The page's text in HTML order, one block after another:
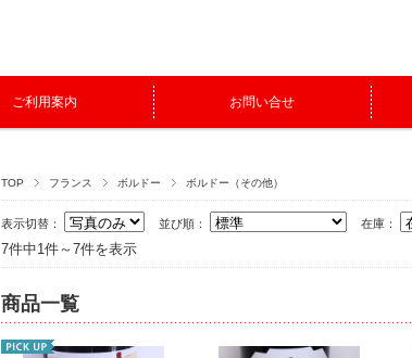
ご利用案内 お問い合せ
TOP フランス ボルドー ボルドー（その他）
表示切替： 並び順： 在庫：
7件中1件～7件を表示
商品一覧